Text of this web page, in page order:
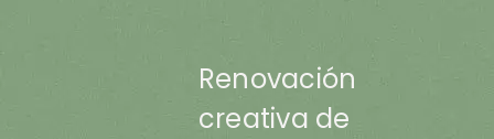
Renovación
creativa de